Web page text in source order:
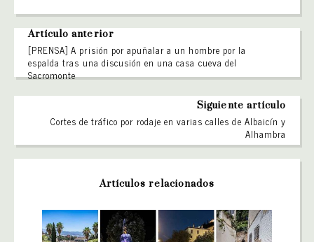
Artículo anterior
[PRENSA] A prisión por apuñalar a un hombre por la
espalda tras una discusión en una casa cueva del
Sacromonte
Siguiente artículo
Cortes de tráfico por rodaje en varias calles de Albaicín y
Alhambra
Artículos relacionados